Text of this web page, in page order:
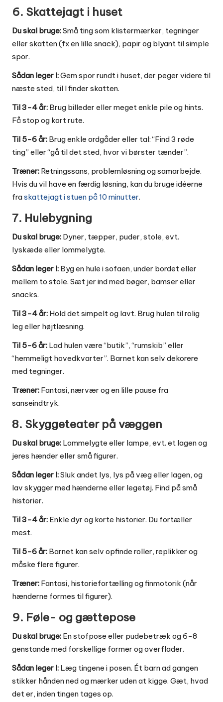
6. Skattejagt i huset
Du skal bruge:Små ting som klistermærker, tegninger
eller skatten (fx en lille snack), papir og blyant til simple
spor.
Sådan leger I:Gem spor rundt i huset, der peger videre til
næste sted, til I finder skatten.
Til 3-4 år: Brug billeder eller meget enkle pile og hints.
Få stop og kort rute.
Til 5-6 år: Brug enkle ordgåder eller tal: “Find 3 røde
ting” eller “gå til det sted, hvor vi børster tænder”.
Træner: Retningssans, problemløsning og samarbejde.
Hvis du vil have en færdig løsning, kan du bruge idéerne
fraskattejagt i stuen på 10 minutter.
7. Hulebygning
Du skal bruge: Dyner, tæpper, puder, stole, evt.
lyskæde eller lommelygte.
Sådan leger I: Byg en hule i sofaen, under bordet eller
mellem to stole. Sæt jer ind med bøger, bamser eller
snacks.
Til 3-4 år: Hold det simpelt og lavt. Brug hulen til rolig
leg eller højtlæsning.
Til 5-6 år: Lad hulen være “butik”, “rumskib” eller
“hemmeligt hovedkvarter”. Barnet kan selv dekorere
med tegninger.
Træner: Fantasi, nærvær og en lille pause fra
sanseindtryk.
8. Skyggeteater på væggen
Du skal bruge: Lommelygte eller lampe, evt. et lagen og
jeres hænder eller små figurer.
Sådan leger I:Sluk andet lys, lys på væg eller lagen, og
lav skygger med hænderne eller legetøj. Find på små
historier.
Til 3-4 år: Enkle dyr og korte historier. Du fortæller
mest.
Til 5-6 år: Barnet kan selv opfinde roller, replikker og
måske flere figurer.
Træner: Fantasi, historiefortælling og finmotorik (når
hænderne formes til figurer).
9. Føle- og gættepose
Du skal bruge: En stofpose eller pudebetræk og 6-8
genstande med forskellige former og overflader.
Sådan leger I: Læg tingene i posen. Ét barn ad gangen
stikker hånden ned og mærker uden at kigge. Gæt, hvad
det er, inden tingen tages op.